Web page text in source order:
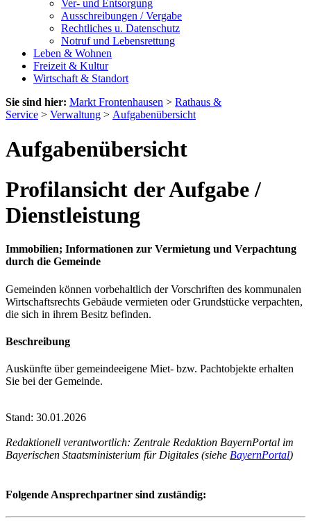
Ver- und Entsorgung
Ausschreibungen / Vergabe
Rechtliches u. Datenschutz
Notruf und Lebensrettung
Leben & Wohnen
Freizeit & Kultur
Wirtschaft & Standort
Sie sind hier: Markt Frontenhausen > Rathaus &
Service > Verwaltung > Aufgabenübersicht
Aufgabenübersicht
Profilansicht der Aufgabe /
Dienstleistung
Immobilien; Informationen zur Vermietung und Verpachtung
durch die Gemeinde
Gemeinden können vorbehaltlich der Vorschriften des kommunalen
Wirtschaftsrechts Gebäude vermieten oder Grundstücke verpachten,
die sich in ihrem Besitz befinden.
Beschreibung
Auskünfte über gemeindeeigene Miet- bzw. Pachtobjekte erhalten
Sie bei der Gemeinde.
Stand: 30.01.2026
Redaktionell verantwortlich: Zentrale Redaktion BayernPortal im
Bayerischen Staatsministerium für Digitales (siehe BayernPortal)
Folgende Ansprechpartner sind zuständig: